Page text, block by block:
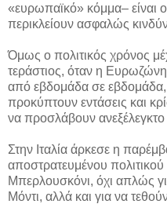
«ευρωπαϊκό» κόμμα– είναι
περικλείουν ασφαλώς
Όμως ο πολιτικός χρόνος
τεράστιος, όταν η
από εβδομάδα σε
προκύπτουν εντάσεις και
να προσλάβουν
Στην Ιταλία άρκεσε η
αποστρατευμένου
Μπερλουσκόνι, όχι απλώς
Μόντι, αλλά και για να